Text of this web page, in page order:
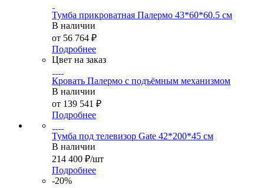
Тумба прикроватная Палермо 43*60*60.5 см
В наличии
от 56 764 ₽
Подробнее
Цвет на заказ
Кровать Палермо с подъёмным механизмом
В наличии
от 139 541 ₽
Подробнее
Тумба под телевизор Gate 42*200*45 см
В наличии
214 400 ₽/шт
Подробнее
-20%